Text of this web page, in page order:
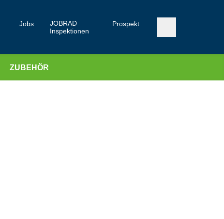
Jobs
JOBRAD
Inspektionen
Prospekt
ZUBEHÖR